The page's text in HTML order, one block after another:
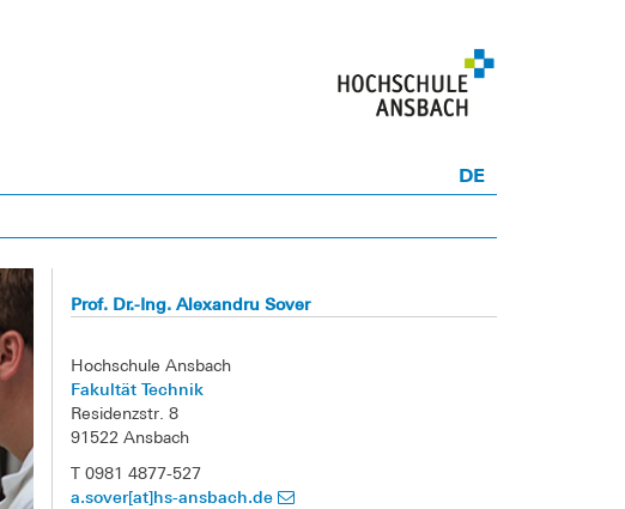
DE
Prof. Dr.-Ing. Alexandru Sover
Hochschule Ansbach
Fakultät Technik
Residenzstr. 8
91522 Ansbach
T 0981 4877-527
a.sover[at]hs-ansbach.de